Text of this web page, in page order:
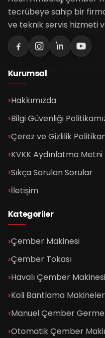
tecrübeye sahip bir
ve teknik servis hizmeti
Kurumsal
Hakkımızda
Bilgi Güvenliği
Çerez ve Gizlilik
KVKK Aydınlatma Metni
Sıkça Sorulan Sorular
İletişim
Kategoriler
Çember Makinesi
Çember Tokası
Havalı Çember Makinesi
Koli Bantlama
Manuel Çember
Otomatik Çember